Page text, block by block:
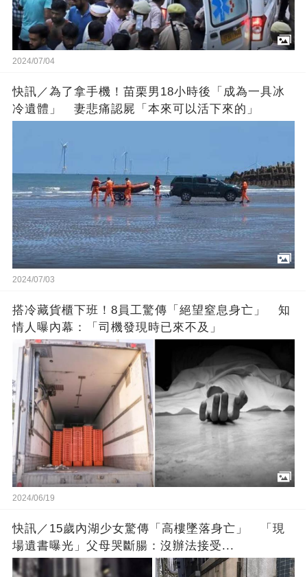
2024/07/04
快訊／為了拿手機！苗栗男18小時後「成為一具冰
冷遺體」 妻悲痛認屍「本來可以活下來的」
2024/07/03
搭冷藏貨櫃下班！8員工驚傳「絕望窒息身亡」 知
情人曝內幕：「司機發現時已來不及」
2024/06/19
快訊／15歲內湖少女驚傳「高樓墜落身亡」 「現
場遺書曝光」父母哭斷腸：沒辦法接受...